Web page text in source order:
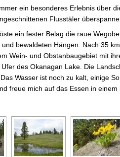
ein besonderes Erlebnis über
Flusstäler
ein fester Belag die raue
bewaldeten Hängen. Nach 35
Wein- und Obstanbaugebiet mit
des Okanagan Lake. Die
Wasser ist noch zu kalt, einige
freue mich auf das Essen in einem